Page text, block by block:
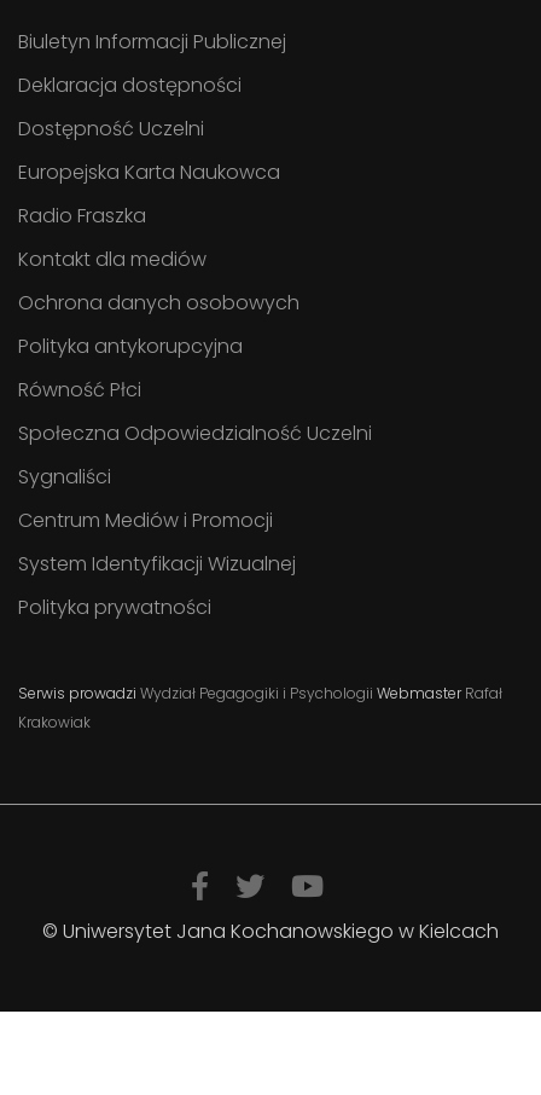
Biuletyn Informacji Publicznej
Deklaracja dostępności
Dostępność Uczelni
Europejska Karta Naukowca
Radio Fraszka
Kontakt dla mediów
Ochrona danych osobowych
Polityka antykorupcyjna
Równość Płci
Społeczna Odpowiedzialność Uczelni
Sygnaliści
Centrum Mediów i Promocji
System Identyfikacji Wizualnej
Polityka prywatności
Serwis prowadzi Wydział Pegagogiki i Psychologii WebmasterRafał
Krakowiak
© Uniwersytet Jana Kochanowskiego w Kielcach